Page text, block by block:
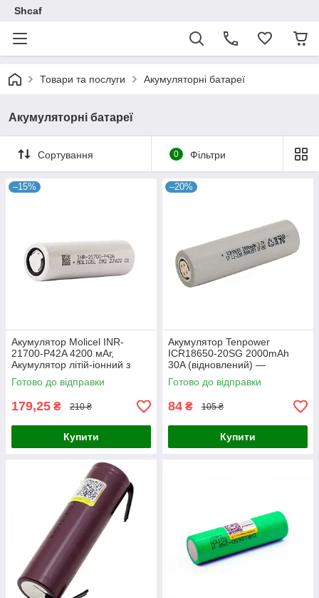
Shcaf
Товари та послуги Акумуляторні батареї
Акумуляторні батареї
Сортування 0 Фільтри
–15%
Акумулятор Molicel INR-
21700-P42A 4200 мАг,
Акумулятор літій-іонний з
плоским плюсовим контактом
(flat top)
Готово до відправки
179,25 ₴ 210 ₴
Купити
–20%
Акумулятор Tenpower
ICR18650-20SG 2000mAh
30A (відновлений) —
Високострумовий Li-ion
елемент 18650
Готово до відправки
84 ₴ 105 ₴
Купити